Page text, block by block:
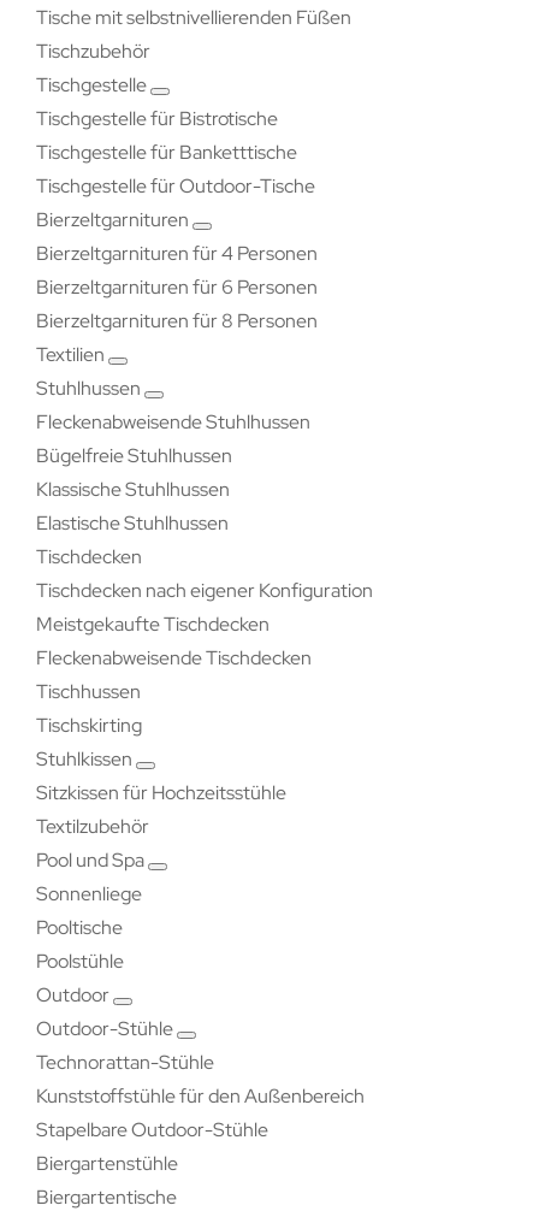
Tische mit selbstnivellierenden Füßen
Tischzubehör
Tischgestelle
Tischgestelle für Bistrotische
Tischgestelle für Banketttische
Tischgestelle für Outdoor-Tische
Bierzeltgarnituren
Bierzeltgarnituren für 4 Personen
Bierzeltgarnituren für 6 Personen
Bierzeltgarnituren für 8 Personen
Textilien
Stuhlhussen
Fleckenabweisende Stuhlhussen
Bügelfreie Stuhlhussen
Klassische Stuhlhussen
Elastische Stuhlhussen
Tischdecken
Tischdecken nach eigener Konfiguration
Meistgekaufte Tischdecken
Fleckenabweisende Tischdecken
Tischhussen
Tischskirting
Stuhlkissen
Sitzkissen für Hochzeitsstühle
Textilzubehör
Pool und Spa
Sonnenliege
Pooltische
Poolstühle
Outdoor
Outdoor-Stühle
Technorattan-Stühle
Kunststoffstühle für den Außenbereich
Stapelbare Outdoor-Stühle
Biergartenstühle
Biergartentische